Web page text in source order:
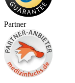
Partner